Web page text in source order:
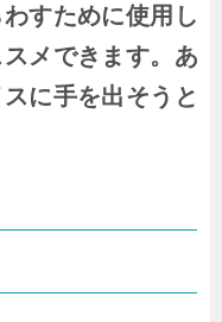
すために使用し
メできます。あ
に手を出そうと